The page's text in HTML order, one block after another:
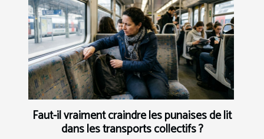
Faut-il vraiment craindre les punaises de lit
dans les transports collectifs ?